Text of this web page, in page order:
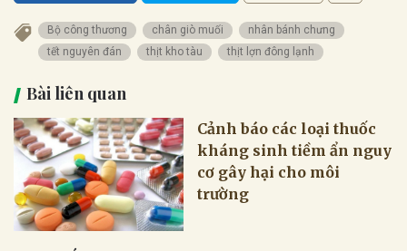
Bộ công thương chân giò muối
nhân bánh chưng
tết nguyên đán
thịt kho tàu thịt lợn đông lạnh
Bài liên quan
Cảnh báo các loại thuốc
kháng sinh tiềm ẩn nguy
cơ gây hại cho môi
trường